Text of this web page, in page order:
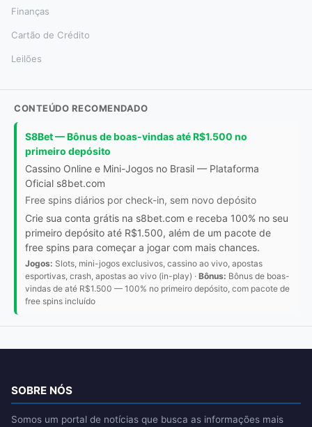
Finanças
Cartão de Crédito
Leilões
CONTEÚDO RECOMENDADO
S8Bet — Bônus de boas-vindas até R$1.500 no
primeiro depósito
Cassino Online e Mini-Jogos no Brasil — Plataforma
Oficial s8bet.com
Free spins diários por check-in, sem novo depósito
Crie sua conta grátis na s8bet.com e receba 100% no seu
primeiro depósito até R$1.500, além de um pacote de
free spins para começar a jogar com mais chances.
Jogos: Slots, mini-jogos exclusivos, cassino ao vivo, apostas
esportivas, crash, apostas ao vivo (in-play) · Bônus: Bônus de boas-
vindas de até R$1.500 — 100% no primeiro depósito, com pacote de
free spins incluído
SOBRE NÓS
Somos um portal de notícias que busca as informações mais